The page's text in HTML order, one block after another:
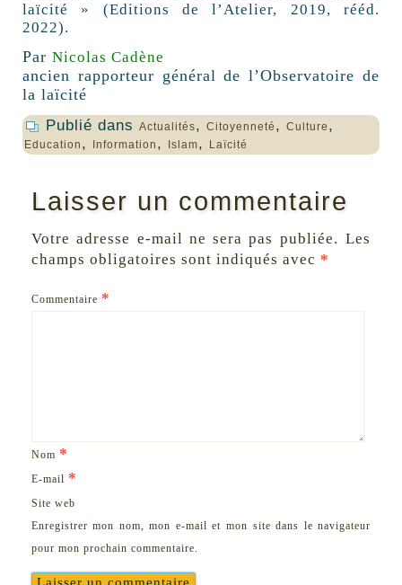
laïcité » (Editions de l’Atelier, 2019, rééd.
2022).
Par Nicolas Cadène
ancien rapporteur général de l’Observatoire de
la laïcité
Publié dans Actualités, Citoyenneté , Culture ,
Education , Information , Islam, Laïcité
Laisser un commentaire
Votre adresse e-mail ne sera pas publiée. Les
champs obligatoires sont indiqués avec *
Commentaire *
Nom *
E-mail *
Site web
Enregistrer mon nom, mon e-mail et mon site dans le navigateur
pour mon prochain commentaire.